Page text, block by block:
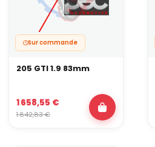
Sur commande
205 GTI 1.9 83mm
1 658,55 €
1 842,83 €